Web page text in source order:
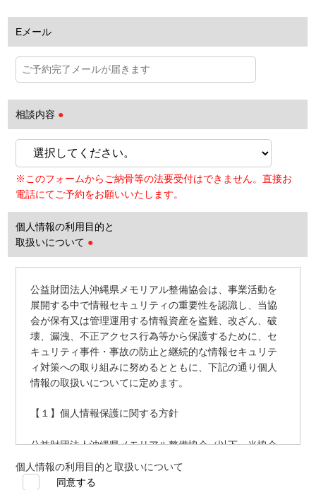
Eメール
相談内容 ●
※このフォームからご納骨等の法要受付はできません。直接お
電話にてご予約をお願いいたします。
個人情報の利用目的と
取扱いについて ●
公益財団法人沖縄県メモリアル整備協会は、事業活動を
展開する中で情報セキュリティの重要性を認識し、当協
会が保有又は管理運用する情報資産を盗難、改ざん、破
壊、漏洩、不正アクセス行為等から保護するために、セ
キュリティ事件・事故の防止と継続的な情報セキュリテ
ィ対策への取り組みに努めるとともに、下記の通り個人
情報の取扱いについてに定めます。
【１】個人情報保護に関する方針
公益財団法人沖縄県メモリアル整備協会（以下、当協会
と表記）は、個人情報の取扱いにおける重要性、また社
会的な責任を十分に認識した上で、個人情報の適正な保
個人情報の利用目的と取扱いについて
同意する